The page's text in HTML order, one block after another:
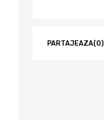
PARTAJEAZA(0)